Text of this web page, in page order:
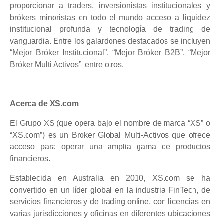
proporcionar a traders, inversionistas institucionales y
brókers minoristas en todo el mundo acceso a liquidez
institucional profunda y tecnología de trading de
vanguardia. Entre los galardones destacados se incluyen
“Mejor Bróker Institucional”, “Mejor Bróker B2B”, “Mejor
Bróker Multi Activos”, entre otros.
Acerca de XS.com
El Grupo XS (que opera bajo el nombre de marca “XS” o
“XS.com”) es un Broker Global Multi-Activos que ofrece
acceso para operar una amplia gama de productos
financieros.
Establecida en Australia en 2010, XS.com se ha
convertido en un líder global en la industria FinTech, de
servicios financieros y de trading online, con licencias en
varias jurisdicciones y oficinas en diferentes ubicaciones